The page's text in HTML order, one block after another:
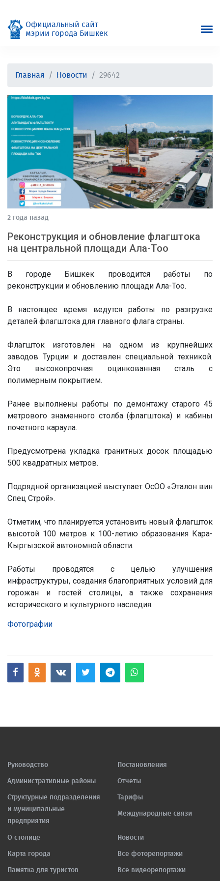
Официальный сайт
мэрии города Бишкек
Главная Новости 29642
2 года назад
Реконструкция и обновление флагштока
на центральной площади Ала-Тоо
В городе Бишкек проводится работы по
реконструкции и обновлению площади Ала-Тоо.
В настоящее время ведутся работы по разгрузке
деталей флагштока для главного флага страны.
Флагшток изготовлен на одном из крупнейших
заводов Турции и доставлен специальной техникой.
Это высокопрочная оцинкованная сталь с
полимерным покрытием.
Ранее выполнены работы по демонтажу старого 45
метрового знаменного столба (флагштока) и кабины
почетного караула.
Предусмотрена укладка гранитных досок площадью
500 квадратных метров.
Подрядной организацией выступает ОсОО «Эталон вин
Спец Строй».
Отметим, что планируется установить новый флагшток
высотой 100 метров к 100-летию образования Кара-
Кыргызской автономной области.
Работы проводятся с целью улучшения
инфраструктуры, создания благоприятных условий для
горожан и гостей столицы, а также сохранения
исторического и культурного наследия.
Фотографии
Руководство
Административные районы
Структурные подразделения
и муниципальные
предприятия
Постановления
Отчеты
Тарифы
Международные связи
О столице
Карта города
Памятка для туристов
Новости
Все фоторепортажи
Все видеорепортажи